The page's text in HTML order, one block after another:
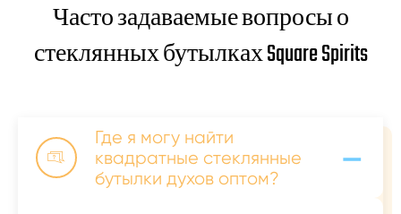
Часто задаваемые вопросы о
стеклянных бутылках Square Spirits

Где я могу найти
квадратные стеклянные
бутылки духов оптом?
-